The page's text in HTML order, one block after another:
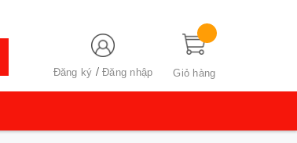
Đăng ký /Đăng nhập Giỏ hàng